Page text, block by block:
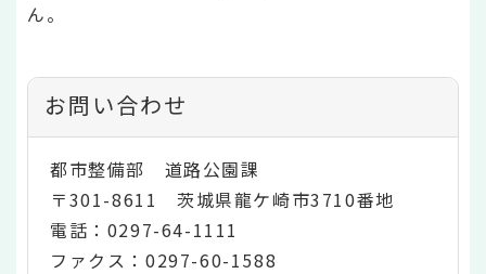
ん。
お問い合わせ
都市整備部 道路公園課
〒301-8611 茨城県龍ケ崎市3710番地
電話：0297-64-1111
ファクス：0297-60-1588